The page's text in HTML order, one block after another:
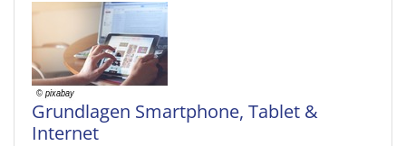
Grundlagen Smartphone, Tablet &
Internet